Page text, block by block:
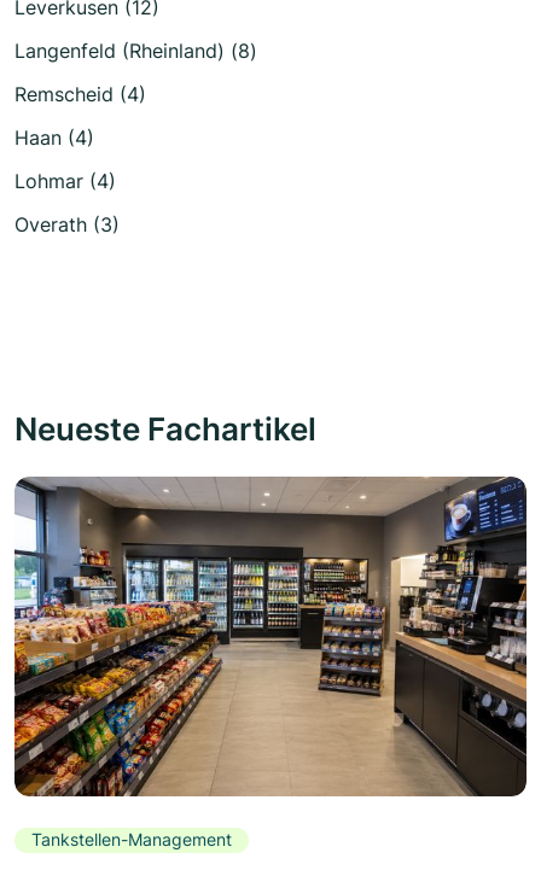
Leverkusen (12)
Langenfeld (Rheinland) (8)
Remscheid (4)
Haan (4)
Lohmar (4)
Overath (3)
Neueste Fachartikel
Tankstellen-Management